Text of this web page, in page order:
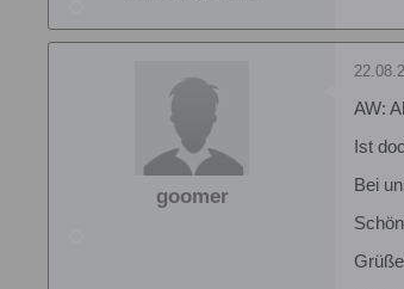
goomer
AW:
Ist
Bei